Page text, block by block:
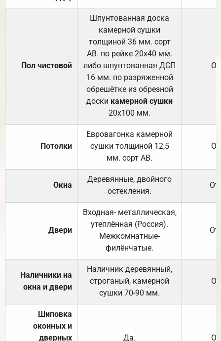
Пол чистовой
Шпунтованная доска
камерной сушки
толщиной 36 мм. сорт
АВ. по рейке 20х40 мм.
либо шпунтованная ДСП
16 мм. по разряженной
обрешётке из обрезной
доски камерной сушки
20х100 мм.
Потолки
Евровагонка камерной
сушки толщиной 12,5
мм. сорт АВ.
Окна
Деревянные, двойного
остекления.
Двери
Входная- металлическая,
утеплённая (Россия).
Межкомнатные-
филёнчатые.
Наличники на
окна и двери
Наличник деревянный,
строганый, камерной
сушки 70-90 мм.
Шиповка
оконных и
дверных
Да.